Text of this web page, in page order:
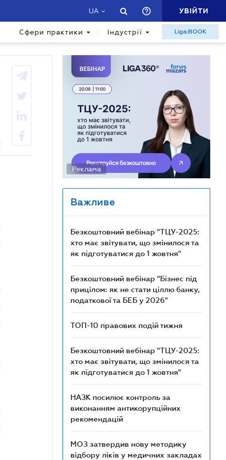
UA УВІЙТИ
Сфери практики Індустрії Liga:BOOK
Реклама
Важливе
Безкоштовний вебінар "ТЦУ-2025:
хто має звітувати, що змінилося та
як підготуватися до 1 жовтня"
Безкоштовний вебінар "Бізнес під
прицілом: як не стати ціллю банку,
податкової та БЕБ у 2026"
ТОП-10 правових подій тижня
Безкоштовний вебінар "ТЦУ-2025:
хто має звітувати, що змінилося та
як підготуватися до 1 жовтня"
НАЗК посилює контроль за
виконанням антикорупційних
рекомендацій
МОЗ затвердив нову методику
відбору ліків у медичних закладах